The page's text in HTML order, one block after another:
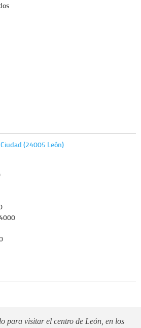
(24005 León)
para visitar el centro de León, en los